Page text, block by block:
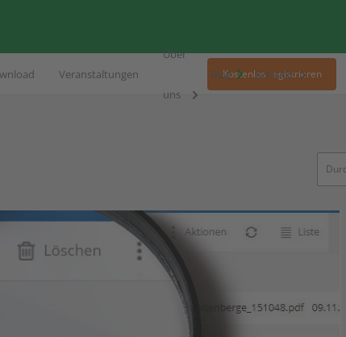
Veranstaltungen
Über
uns
Blog Kontakt
Kostenlos registrieren